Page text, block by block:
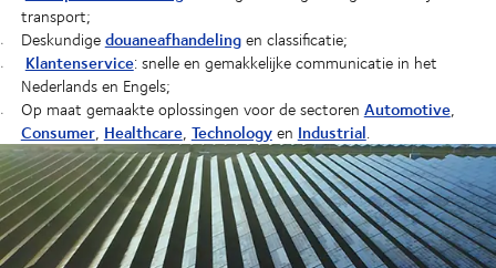
transport;
Deskundigedouaneafhandelingen classificatie;
Klantenservice: snelle en gemakkelijke communicatie in het
Nederlands en Engels;
Op maat gemaakte oplossingen voor de sectoren Automotive,
Consumer, Healthcare, Technologyen Industrial.